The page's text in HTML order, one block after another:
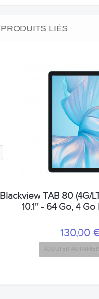
PRODUITS LIÉS
Blackview TAB 80 (4G/
10.1'' - 64 Go, 4 Go
130,00
AJOUTER AU PANIER